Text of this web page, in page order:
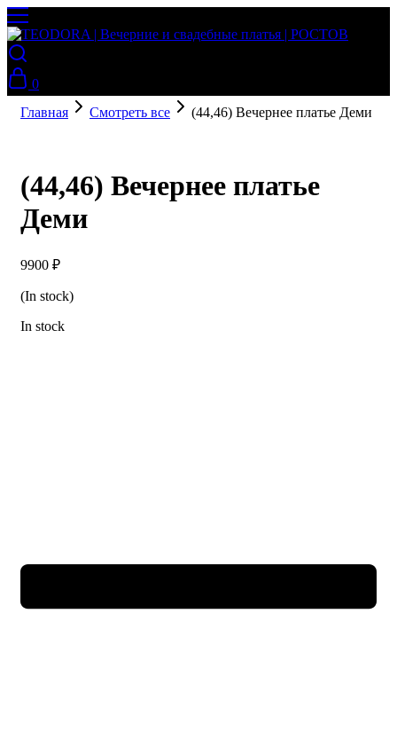
0
Главная
Смотреть все (44,46) Вечернее платье Деми
(44,46) Вечернее платье
Деми
9900 ₽
(In stock)
In stock